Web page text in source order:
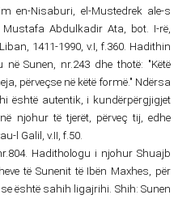
en-Nisaburi, el-Mustedrek ale-s
Abdulkadir Ata, bot. I-rë,
1411-1990, v.I, f.360. Hadithin
Sunen, nr.243 dhe thotë: "Këtë
përveçse në këtë formë." Ndërsa
është autentik, i kundërpërgjigjet
njohur të tjerët, përveç tij, edhe
l Galil, v.II, f.50.
Hadithologu i njohur Shuajb
të Sunenit të Ibën Maxhes, për
është sahih ligajrihi. Shih: Sunen